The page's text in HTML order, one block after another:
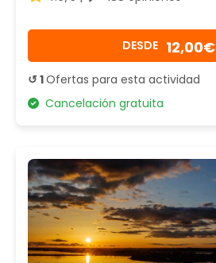
DESDE 12,00€
↺ 1Ofertas para esta actividad
Cancelación gratuita